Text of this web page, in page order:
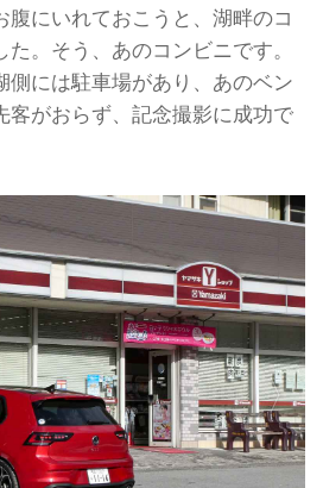
腹にいれておこうと、湖畔のコ
。そう、あのコンビニです。
側には駐車場があり、あのベン
客がおらず、記念撮影に成功で